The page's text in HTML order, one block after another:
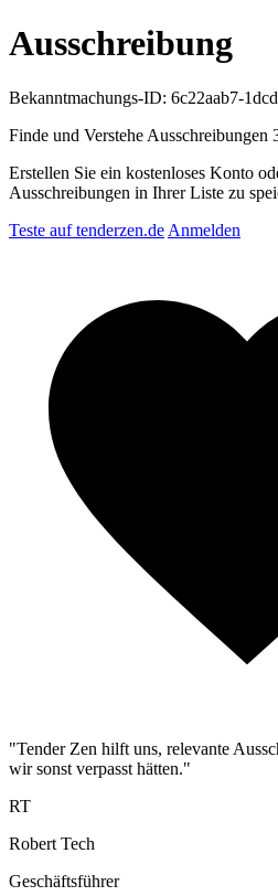
Ausschreibung
Bekanntmachungs-ID: 6c22aab7-
Finde und Verstehe Ausschreibungen
Erstellen Sie ein kostenloses Konto
Ausschreibungen in Ihrer Liste zu
Teste auf tenderzen.de Anmelden
"Tender Zen hilft uns, relevante
wir sonst verpasst hätten."
RT
Robert Tech
Geschäftsführer